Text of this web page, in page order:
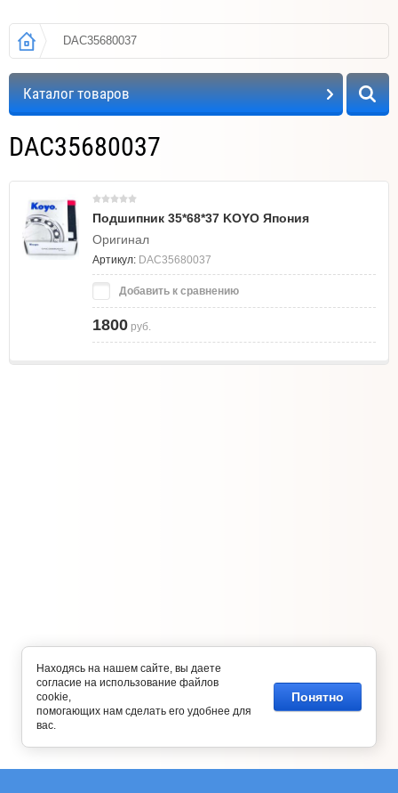
DAC35680037
Каталог товаров
DAC35680037
Подшипник 35*68*37 KOYO Япония
Оригинал
Артикул: DAC35680037
Добавить к сравнению
1800 руб.
Находясь на нашем сайте, вы даете
согласие на использование файлов
cookie,
помогающих нам сделать его удобнее для
вас.
Понятно